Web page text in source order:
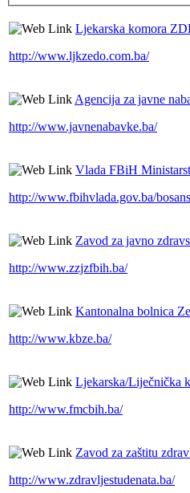
Ljekarska komora
http://www.ljkzedo.com.ba/
Agencija za javne
http://www.javnenabavke.ba/
Vlada FBiH
http://www.fbihvlada.gov.ba/
Zavod za javno
http://www.zzjzfbih.ba/
Kantonalna bolnica
http://www.kbze.ba/
Ljekarska/Liječnička
http://www.fmcbih.ba/
Zavod za zaštitu
http://www.zdravljestudenata.ba/